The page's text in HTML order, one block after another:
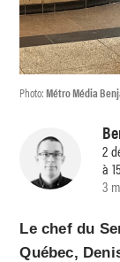
Photo:Métro Média
2
à
3
Le chef du
Québec,